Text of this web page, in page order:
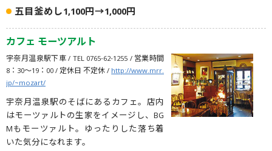
五目釜めし1,100円→1,000円
カフェ モーツアルト
宇奈月温泉駅下車 / TEL 0765-62-1255 / 営業時間
8：30〜19：00 / 定休日 不定休 /http://www.mrr.
jp/~mozart/
宇奈月温泉駅のそばにあるカフェ。店内
はモーツァルトの生家をイメージし、BG
Mもモーツァルト。ゆったりした落ち着
いた気分になれます。